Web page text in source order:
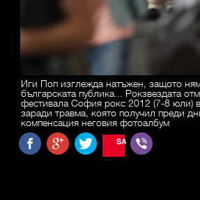
Иги Поп изглежда натъжен, защото
българската публика... Рокзвездата
фестивала София рокс 2012 (7-8 юли)
заради травма, която получил преди
компенсация неговия фотоалбум
SAVE